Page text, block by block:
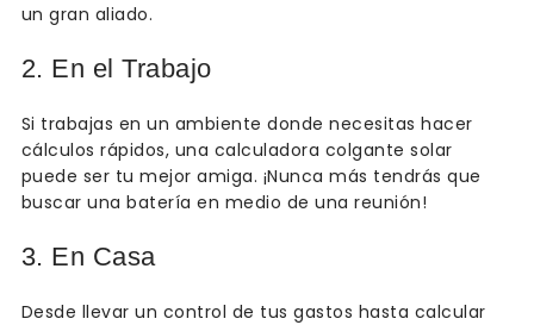
un gran aliado.
2. En el Trabajo
Si trabajas en un ambiente donde necesitas hacer
cálculos rápidos, una calculadora colgante solar
puede ser tu mejor amiga. ¡Nunca más tendrás que
buscar una batería en medio de una reunión!
3. En Casa
Desde llevar un control de tus gastos hasta calcular